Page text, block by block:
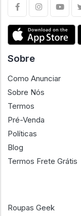
Sobre
Como Anunciar
Sobre Nós
Termos
Pré-Venda
Políticas
Blog
Termos Frete Grátis
Roupas Geek